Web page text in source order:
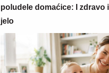
poludele domaćice: I zdravo
jelo